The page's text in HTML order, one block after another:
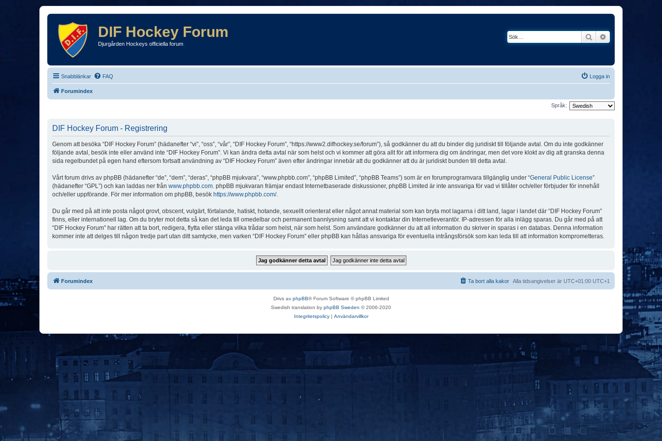
DIF Hockey Forum
Djurgården Hockeys officiella forum
Sök
Snabblänkar FAQ Logga in
Forumindex
Språk:
DIF Hockey Forum - Registrering
Genom att besöka “DIF Hockey Forum” (hädanefter “vi”, “oss”, “vår”, “DIF Hockey Forum”, “https://www2.difhockey.se/forum”), så godkänner du att du binder dig juridiskt till följande avtal. Om du inte godkänner
följande avtal, besök inte eller använd inte “DIF Hockey Forum”. Vi kan ändra detta avtal när som helst och vi kommer att göra allt för att informera dig om ändringar, men det vore klokt av dig att granska denna
sida regelbundet på egen hand eftersom fortsatt användning av “DIF Hockey Forum” även efter ändringar innebär att du godkänner att du är juridiskt bunden till detta avtal.
Vårt forum drivs av phpBB (hädanefter “de”, “dem”, “deras”, “phpBB mjukvara”, “www.phpbb.com”, “phpBB Limited”, “phpBB Teams”) som är en forumprogramvara tillgänglig under “General Public License”
(hädanefter “GPL”) och kan laddas ner från www.phpbb.com . phpBB mjukvaran främjar endast Internetbaserade diskussioner, phpBB Limited är inte ansvariga för vad vi tillåter och/eller förbjuder för innehåll
och/eller uppförande. För mer information om phpBB, besök https://www.phpbb.com/.
Du går med på att inte posta något grovt, obscent, vulgärt, förtalande, hatiskt, hotande, sexuellt orienterat eller något annat material som kan bryta mot lagarna i ditt land, lagar i landet där “DIF Hockey Forum”
finns, eller internationell lag. Om du bryter mot detta så kan det leda till omedelbar och permanent bannlysning samt att vi kontaktar din Internetleverantör. IP-adressen för alla inlägg sparas. Du går med på att
“DIF Hockey Forum” har rätten att ta bort, redigera, flytta eller stänga vilka trådar som helst, när som helst. Som användare godkänner du att all information du skriver in sparas i en databas. Denna information
kommer inte att delges till någon tredje part utan ditt samtycke, men varken “DIF Hockey Forum” eller phpBB kan hållas ansvariga för eventuella intrångsförsök som kan leda till att information komprometteras.
Forumindex Alla tidsangivelser är UTC+01:00 UTC+1
Ta bort alla kakor
Drivs av phpBB® Forum Software © phpBB Limited
Swedish translation by phpBB Sweden © 2006-2020
Integritetspolicy| Användarvillkor